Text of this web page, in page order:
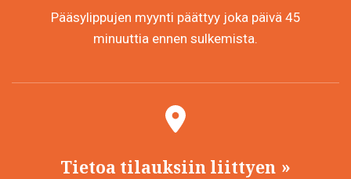
Pääsylippujen myynti päättyy joka päivä 45
minuuttia ennen sulkemista.
Tietoa tilauksiin liittyen